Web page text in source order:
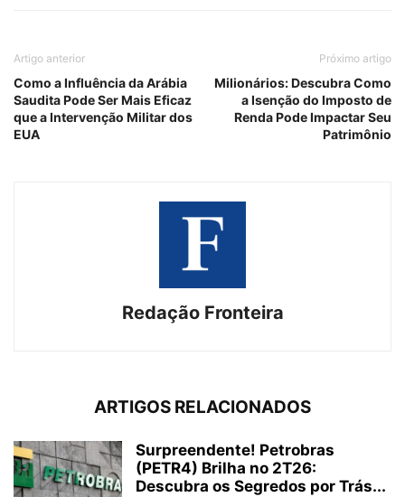
Artigo anterior
Como a Influência da Arábia
Saudita Pode Ser Mais Eficaz
que a Intervenção Militar dos
EUA
Próximo artigo
Milionários: Descubra Como
a Isenção do Imposto de
Renda Pode Impactar Seu
Patrimônio
Redação Fronteira
ARTIGOS RELACIONADOS
Surpreendente! Petrobras
(PETR4) Brilha no 2T26:
Descubra os Segredos por Trás...